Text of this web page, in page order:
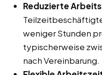
Reduzierte
weniger Stunden
typischerweise
nach Vereinbarung.